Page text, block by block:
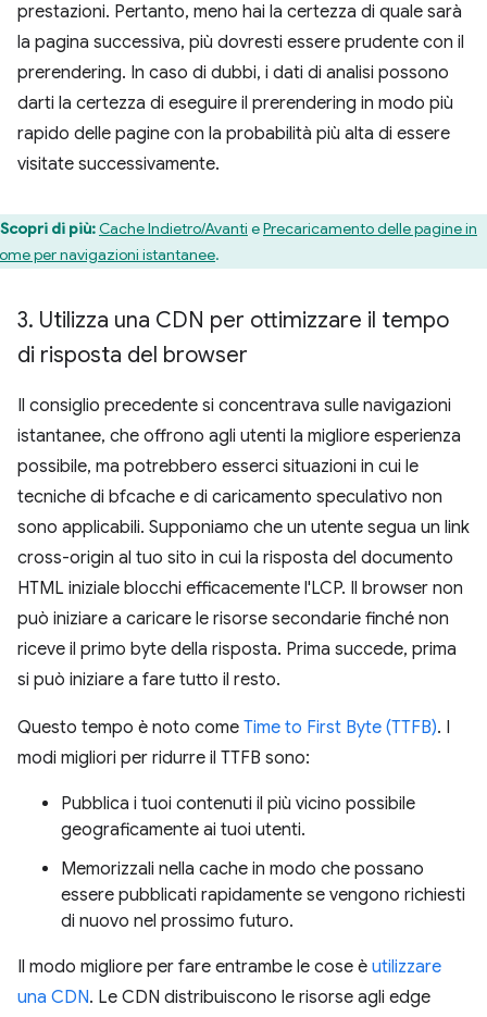
prestazioni. Pertanto, meno hai la certezza di quale sarà
la pagina successiva, più dovresti essere prudente con il
prerendering. In caso di dubbi, i dati di analisi possono
darti la certezza di eseguire il prerendering in modo più
rapido delle pagine con la probabilità più alta di essere
visitate successivamente.
Scopri di più:Cache Indietro/Avanti ePrecaricamento delle pagine in
per navigazioni istantanee.
3. Utilizza una CDN per ottimizzare il tempo
di risposta del browser
Il consiglio precedente si concentrava sulle navigazioni
istantanee, che offrono agli utenti la migliore esperienza
possibile, ma potrebbero esserci situazioni in cui le
tecniche di bfcache e di caricamento speculativo non
sono applicabili. Supponiamo che un utente segua un link
cross-origin al tuo sito in cui la risposta del documento
HTML iniziale blocchi efficacemente l'LCP. Il browser non
può iniziare a caricare le risorse secondarie finché non
riceve il primo byte della risposta. Prima succede, prima
si può iniziare a fare tutto il resto.
Questo tempo è noto come Time to First Byte (TTFB). I
modi migliori per ridurre il TTFB sono:
Pubblica i tuoi contenuti il più vicino possibile
geograficamente ai tuoi utenti.
Memorizzali nella cache in modo che possano
essere pubblicati rapidamente se vengono richiesti
di nuovo nel prossimo futuro.
Il modo migliore per fare entrambe le cose è utilizzare
una CDN. Le CDN distribuiscono le risorse agli edge